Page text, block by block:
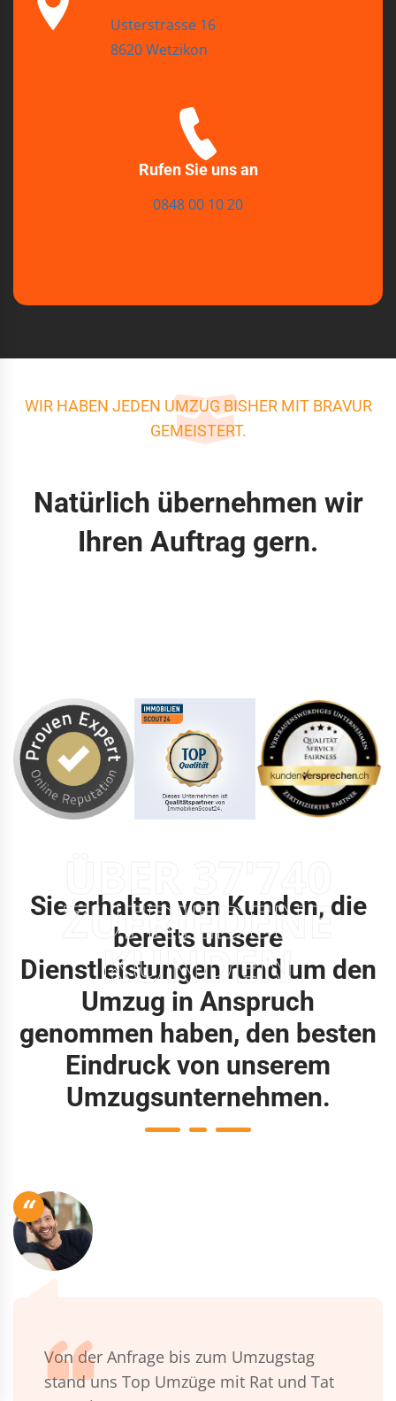
Usterstrasse 16
8620 Wetzikon
Rufen Sie uns an
0848 00 10 20
WIR HABEN JEDEN UMZUG BISHER MIT BRAVUR
GEMEISTERT.
Natürlich übernehmen wir
Ihren Auftrag gern.
ZUFRIEDENE
KUNDEN
Sie erhalten von Kunden, die
bereits unsere
Dienstleistungen rund um den
Umzug in Anspruch
genommen haben, den besten
Eindruck von unserem
Umzugsunternehmen.
“
Von der Anfrage bis zum Umzugstag
stand uns Top Umzüge mit Rat und Tat